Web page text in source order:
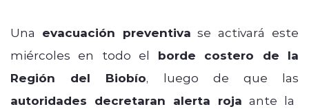
Una evacuación preventiva se activará este
miércoles en todo el
borde costero de la
Región del Biobío, luego de que las
autoridades decretaran alerta roja ante la